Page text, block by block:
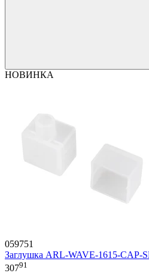
НОВИНКА
059751
Заглушка ARL-WAVE-1615-CAP-
30791